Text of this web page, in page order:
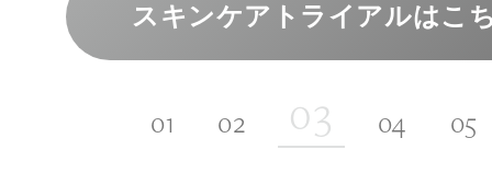
人気メニューはこちら
メンズ脱毛はこちら
スキンケアトライアルはこ
コンセプトはこちら
NAD+点滴はこちら
メンバーシップのご案内